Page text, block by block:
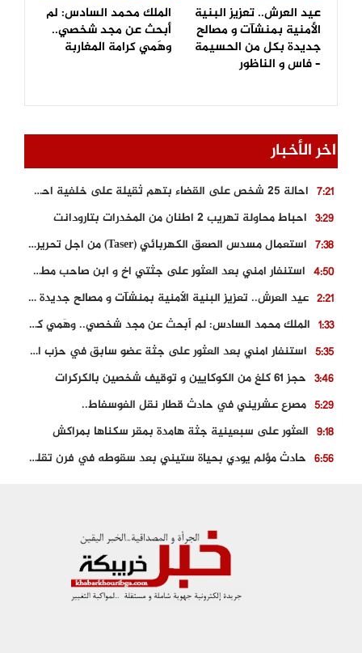
عيد العرش.. تعزيز البنية
الأمنية بمنشآت و مصالح
جديدة بكل من الحسيمة
– فاس و الناظور
الملك محمد السادس: لم
أبحث عن مجد شخصي..
وهَمي كرامة المغاربة
اخر الأخبار
7:21
احالة 25 شخص على القضاء بتهم ثقيلة على خلفية احداث المناطق الشمالية
3:29 احباط محاولة تهريب 2 اطنان من المخدرات بتارودانت
7:38
استعمال مسدس الصعق الكهربائي (Taser) من اجل تحرير شابة محتجزة
4:50
استنفار امني بعد العثور على جثتي اخ و ابن صاحب مطعم اسماك مشهور بطنجة
2:21
عيد العرش.. تعزيز البنية الأمنية بمنشآت و مصالح جديدة بكل من الحسيمة – فاس و الناظور
1:33
الملك محمد السادس: لم أبحث عن مجد شخصي.. وهَمي كرامة المغاربة
5:35
استنفار امني بعد العثور على جثة عضو سابق في حزب المصباح بالقنيطرة..
3:46 حجز 61 كلغ من الكوكايين و توقيف شخصين بالكركرات
5:29 مصرع عشريني في حادث قطار نقل الفوسفاط..
9:18 العثور على سبعينية جثة هامدة بمقر سكناها بمراكش
6:56
حادث مؤلم يودي بحياة ستيني بعد سقوطه في فرن تقليدي “للجير”